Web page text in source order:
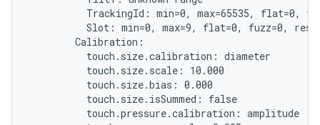
TrackingId: min=0, max=65535, flat=0,
Slot: min=0, max=9, flat=0, fuzz=0,
        Calibration:
          touch.size.calibration: diameter
          touch.size.scale: 10.000
          touch.size.bias: 0.000
          touch.size.isSummed: false
          touch.pressure.calibration: amplitude